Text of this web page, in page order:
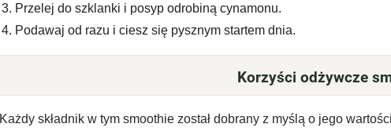
Przelej do szklanki i posyp odrobiną cynamonu.
Podawaj od razu i ciesz się pysznym startem dnia.
Korzyści odżywcze
Każdy składnik w tym smoothie został dobrany z myślą o jego